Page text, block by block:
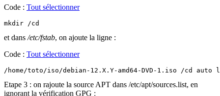
Code : Tout sélectionner
mkdir /cd
et dans /etc/fstab, on ajoute la ligne :
Code : Tout sélectionner
/home/toto/iso/debian-12.X.Y-amd64-DVD-1.iso /cd auto
Etape 3 : on rajoute la source APT dans /etc/apt/sources.list, en
ignorant la vérification GPG :